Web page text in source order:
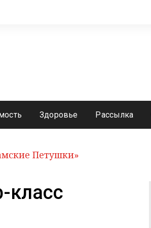
Здоровье Рассылка
Петушки»
класс